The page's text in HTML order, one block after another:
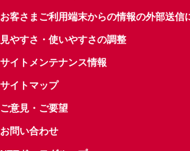
お客さまご利用端末からの情報の外部送信
見やすさ・使いやすさの調整
サイトメンテナンス情報
サイトマップ
ご意見・ご要望
お問い合わせ